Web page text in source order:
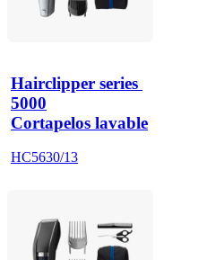
Hairclipper series
5000
Cortapelos lavable
HC5630/13